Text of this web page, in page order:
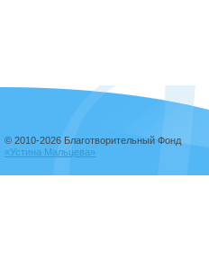
© 2010-2026 Благотворительный Фонд
«Устина Мальцева»